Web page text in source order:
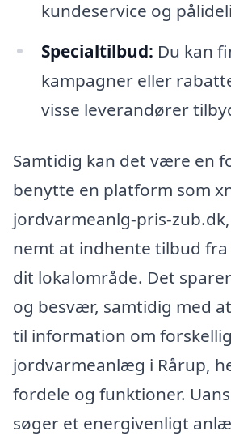
kundeservice og
Specialtilbud: Du kan
kampagner eller
visse leverandører
Samtidig kan det være en
benytte en platform som
jordvarmeanlg-pris-
nemt at indhente tilbud
dit lokalområde. Det
og besvær, samtidig med
til information om
jordvarmeanlæg i Rårup,
fordele og funktioner.
søger et energivenligt